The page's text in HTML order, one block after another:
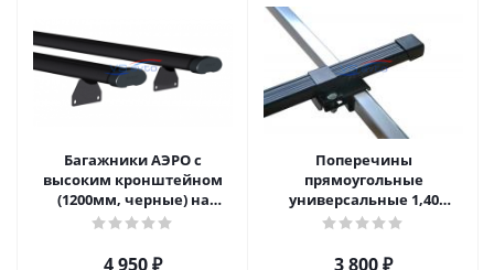
Багажники АЭРО с
высоким кронштейном
(1200мм, черные) на
рейлинги АПС с пазом
4 950₽
Поперечины
прямоугольные
универсальные 1,40
(10010112)
3 800₽